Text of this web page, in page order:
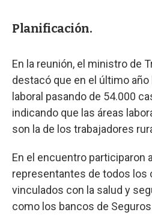
Planificación.
En la reunión, el ministro de
destacó que en el último
laboral pasando de 54.000
indicando que las áreas
son la de los trabajadores
En el encuentro participaron
representantes de todos los
vinculados con la salud y
como los bancos de